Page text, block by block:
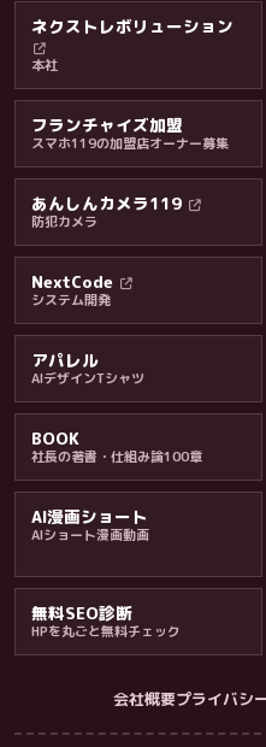
料金・保証・ご案内
ネクストレボリューション
本社
フランチャイズ加盟
スマホ119の加盟店オーナー募集
あんしんカメラ119
防犯カメラ
NextCode
システム開発
アパレル
AIデザインTシャツ
BOOK
社長の著書・仕組み論100章
AI漫画ショート
AIショート漫画動画
無料SEO診断
HPを丸ごと無料チェック
会社概要プライバシ